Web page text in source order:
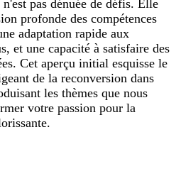
pas dénuée de défis. Elle
profonde des compétences
adaptation rapide aux
et une capacité à satisfaire des
Cet aperçu initial esquisse le
de la reconversion dans
les thèmes que nous
votre passion pour la